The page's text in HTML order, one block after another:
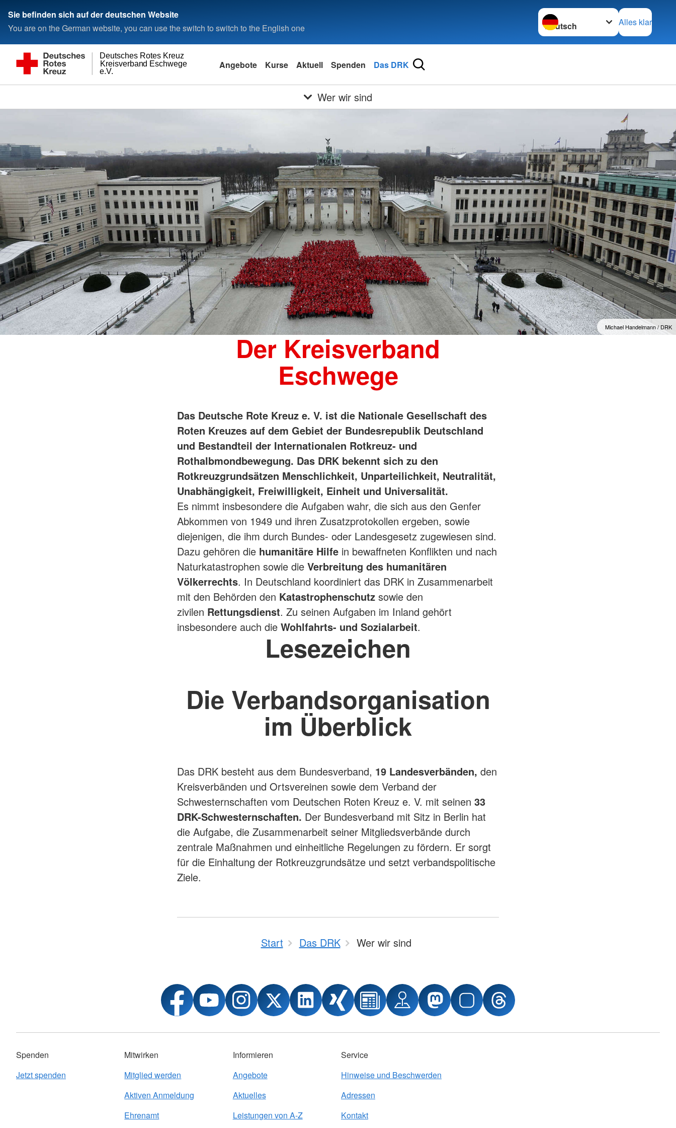
Sie befinden sich auf der deutschen Website
You are on the German website, you can use the switch to switch to the English one
Sprache wechseln zu
Alles klar
e.V.
Kreisverband Eschwege
Deutsches Rotes Kreuz
Angebote Kurse Aktuell Spenden Das DRK
Wer wir sind
Michael Handelmann / DRK
Der Kreisverband
Eschwege
Das Deutsche Rote Kreuz e. V. ist die Nationale Gesellschaft des
Roten Kreuzes auf dem Gebiet der Bundesrepublik Deutschland
und Bestandteil der Internationalen Rotkreuz- und
Rothalbmondbewegung. Das DRK bekennt sich zu den
Rotkreuzgrundsätzen Menschlichkeit, Unparteilichkeit, Neutralität,
Unabhängigkeit, Freiwilligkeit, Einheit und Universalität.
Es nimmt insbesondere die Aufgaben wahr, die sich aus den Genfer
Abkommen von 1949 und ihren Zusatzprotokollen ergeben, sowie
diejenigen, die ihm durch Bundes- oder Landesgesetz zugewiesen sind.
Dazu gehören die humanitäre Hilfe in bewaffneten Konflikten und nach
Naturkatastrophen sowie die Verbreitung des humanitären
Völkerrechts. In Deutschland koordiniert das DRK in Zusammenarbeit
mit den Behörden den Katastrophenschutz sowie den
zivilen Rettungsdienst. Zu seinen Aufgaben im Inland gehört
insbesondere auch die Wohlfahrts- und Sozialarbeit.
Lesezeichen
Die Verbandsorganisation
im Überblick
Das DRK besteht aus dem Bundesverband, 19 Landesverbänden, den
Kreisverbänden und Ortsvereinen sowie dem Verband der
Schwesternschaften vom Deutschen Roten Kreuz e. V. mit seinen 33
DRK-Schwesternschaften. Der Bundesverband mit Sitz in Berlin hat
die Aufgabe, die Zusammenarbeit seiner Mitgliedsverbände durch
zentrale Maßnahmen und einheitliche Regelungen zu fördern. Er sorgt
für die Einhaltung der Rotkreuzgrundsätze und setzt verbandspolitische
Ziele.
Start Das DRK Wer wir sind
Spenden
Jetzt spenden
Mitwirken
Mitglied werden
Aktiven Anmeldung
Ehrenamt
Informieren
Angebote
Aktuelles
Leistungen von A-Z
Service
Hinweise und Beschwerden
Adressen
Kontakt